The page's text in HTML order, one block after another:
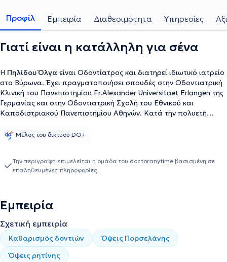
Προφίλ Εμπειρία Διαθεσιμότητα Υπηρεσίες
Γιατί είναι η κατάλληλη για σένα
Η Πηλίδου Όλγα είναι Οδοντίατρος και διατηρεί ιδιωτικό ιατρείο
στο Βύρωνα. Έχει πραγματοποιήσει σπουδές στην Οδοντιατρική
Κλινική του Πανεπιστημίου Fr.Alexander Universitaet Erlangen της
Γερμανίας και στην Οδοντιατρική Σχολή του Εθνικού και
Καποδιστριακού Πανεπιστημίου Αθηνών. Κατά την πολυετή
"Σύγχρονη Οδοντιατρική" απέκτησε επαγγελματική εμπειρία σε
ενδοδοντικές θεραπείες ακριβείας. Μέσα από τη συνεχή
συμμετοχή σε ημερίδες, σεμινάρια και εργαστήρια Hands on, η
2001, πραγματοποιούνται εξελιγμένες τεχνικές σε όλα τα πεδία
της γενικής οδοντιατρικής και στην αισθητική προσθετική
αποκατάσταση δοντιών. Στόχος είναι η παροχή υπηρεσιών
υψηλών προδιαγραφών μέσα από τη φιλική αντιμετώπιση των
ασθενών και τις προσιτές τιμές των υπηρεσιών.
Μέλος του δικτύου DO+
Την περιγραφή επιμελείται η ομάδα του doctoranytime βασισμένη σε
επαληθευμένες πληροφορίες.
Εμπειρία
Σχετική εμπειρία
Καθαρισμός δοντιών
Όψεις Πορσελάνης
Όψεις ρητίνης